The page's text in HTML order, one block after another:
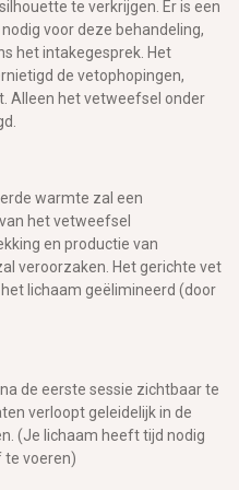
te verkrijgen. Er is een
voor deze behandeling,
het intakegesprek. Het
de vetophopingen,
Alleen het vetweefsel onder
warmte zal een
het vetweefsel
en productie van
veroorzaken. Het gerichte vet
lichaam geëlimineerd (door
de eerste sessie zichtbaar te
verloopt geleidelijk in de
(Je lichaam heeft tijd nodig
te voeren)